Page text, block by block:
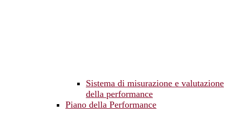
Sistema di misurazione e valutazione
della performance
Piano della Performance